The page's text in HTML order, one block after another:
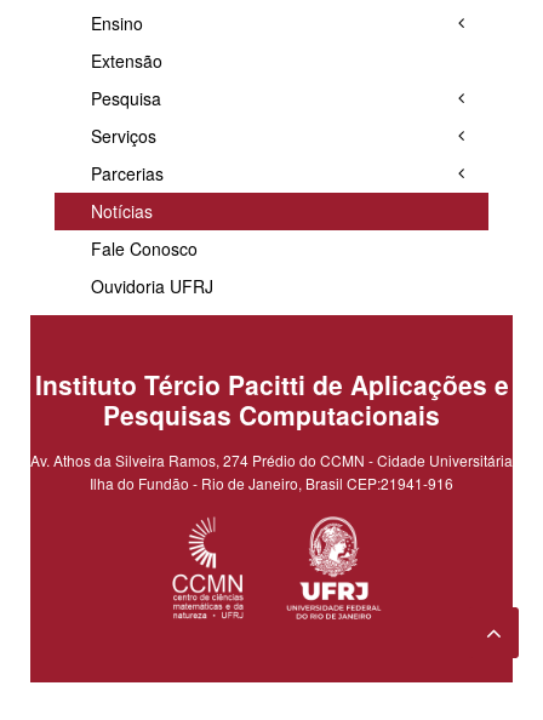
Ensino
Extensão
Pesquisa
Serviços
Parcerias
Notícias
Fale Conosco
Ouvidoria UFRJ
Instituto Tércio Pacitti de Aplicações e
Pesquisas Computacionais
Av. Athos da Silveira Ramos, 274 Prédio do CCMN - Cidade Universitária
Ilha do Fundão - Rio de Janeiro, Brasil CEP:21941-916